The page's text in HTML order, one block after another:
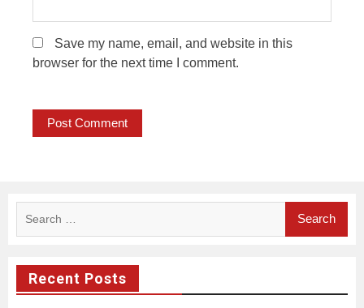
Save my name, email, and website in this
browser for the next time I comment.
Recent Posts